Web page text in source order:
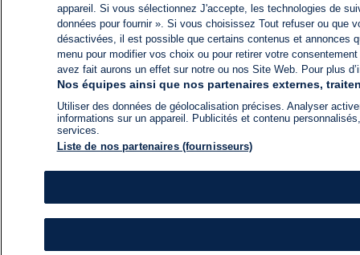
appareil. Si vous sélectionnez J'accepte, les technologies de
données pour fournir ». Si vous choisissez Tout refuser ou
désactivées, il est possible que certains contenus et annonces
menu pour modifier vos choix ou pour retirer votre
avez fait aurons un effet sur notre ou nos Site Web. Pour plus
Nos équipes ainsi que nos partenaires externes,
Utiliser des données de géolocalisation précises. Analyser
informations sur un appareil. Publicités et contenu
services.
Liste de nos partenaires (fournisseurs)